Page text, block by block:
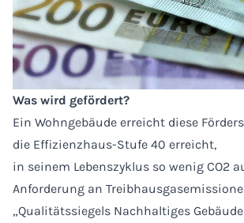
Was wird gefördert?
Ein Wohngebäude erreicht diese
die Effizienzhaus-Stufe 40 erreicht,
in seinem Lebenszyklus so wenig CO2
Anforderung an
„Qualitätssiegels Nachhaltiges